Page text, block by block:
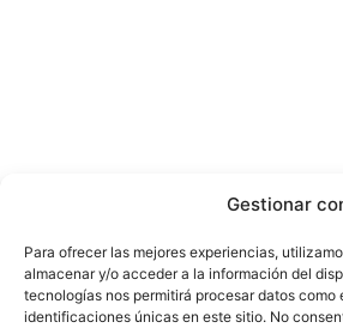
Gestionar
Para ofrecer las mejores experiencias,
almacenar y/o acceder a la información del
tecnologías nos permitirá procesar datos
identificaciones únicas en este sitio. No